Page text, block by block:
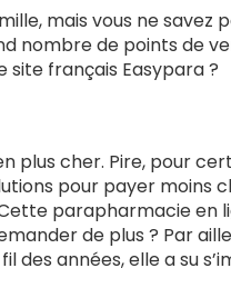
mais vous ne savez
nombre de points de
site français Easypara ?
plus cher. Pire, pour
pour payer moins
parapharmacie en
de plus ? Par
des années, elle a su